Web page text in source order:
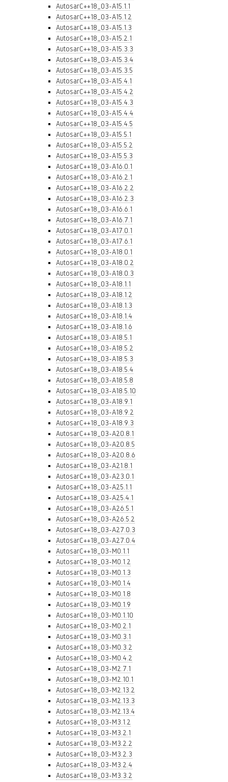
AutosarC++18_03-A15.1.1
AutosarC++18_03-A15.1.2
AutosarC++18_03-A15.1.3
AutosarC++18_03-A15.2.1
AutosarC++18_03-A15.3.3
AutosarC++18_03-A15.3.4
AutosarC++18_03-A15.3.5
AutosarC++18_03-A15.4.1
AutosarC++18_03-A15.4.2
AutosarC++18_03-A15.4.3
AutosarC++18_03-A15.4.4
AutosarC++18_03-A15.4.5
AutosarC++18_03-A15.5.1
AutosarC++18_03-A15.5.2
AutosarC++18_03-A15.5.3
AutosarC++18_03-A16.0.1
AutosarC++18_03-A16.2.1
AutosarC++18_03-A16.2.2
AutosarC++18_03-A16.2.3
AutosarC++18_03-A16.6.1
AutosarC++18_03-A16.7.1
AutosarC++18_03-A17.0.1
AutosarC++18_03-A17.6.1
AutosarC++18_03-A18.0.1
AutosarC++18_03-A18.0.2
AutosarC++18_03-A18.0.3
AutosarC++18_03-A18.1.1
AutosarC++18_03-A18.1.2
AutosarC++18_03-A18.1.3
AutosarC++18_03-A18.1.4
AutosarC++18_03-A18.1.6
AutosarC++18_03-A18.5.1
AutosarC++18_03-A18.5.2
AutosarC++18_03-A18.5.3
AutosarC++18_03-A18.5.4
AutosarC++18_03-A18.5.8
AutosarC++18_03-A18.5.10
AutosarC++18_03-A18.9.1
AutosarC++18_03-A18.9.2
AutosarC++18_03-A18.9.3
AutosarC++18_03-A20.8.1
AutosarC++18_03-A20.8.5
AutosarC++18_03-A20.8.6
AutosarC++18_03-A21.8.1
AutosarC++18_03-A23.0.1
AutosarC++18_03-A25.1.1
AutosarC++18_03-A25.4.1
AutosarC++18_03-A26.5.1
AutosarC++18_03-A26.5.2
AutosarC++18_03-A27.0.3
AutosarC++18_03-A27.0.4
AutosarC++18_03-M0.1.1
AutosarC++18_03-M0.1.2
AutosarC++18_03-M0.1.3
AutosarC++18_03-M0.1.4
AutosarC++18_03-M0.1.8
AutosarC++18_03-M0.1.9
AutosarC++18_03-M0.1.10
AutosarC++18_03-M0.2.1
AutosarC++18_03-M0.3.1
AutosarC++18_03-M0.3.2
AutosarC++18_03-M0.4.2
AutosarC++18_03-M2.7.1
AutosarC++18_03-M2.10.1
AutosarC++18_03-M2.13.2
AutosarC++18_03-M2.13.3
AutosarC++18_03-M2.13.4
AutosarC++18_03-M3.1.2
AutosarC++18_03-M3.2.1
AutosarC++18_03-M3.2.2
AutosarC++18_03-M3.2.3
AutosarC++18_03-M3.2.4
AutosarC++18_03-M3.3.2